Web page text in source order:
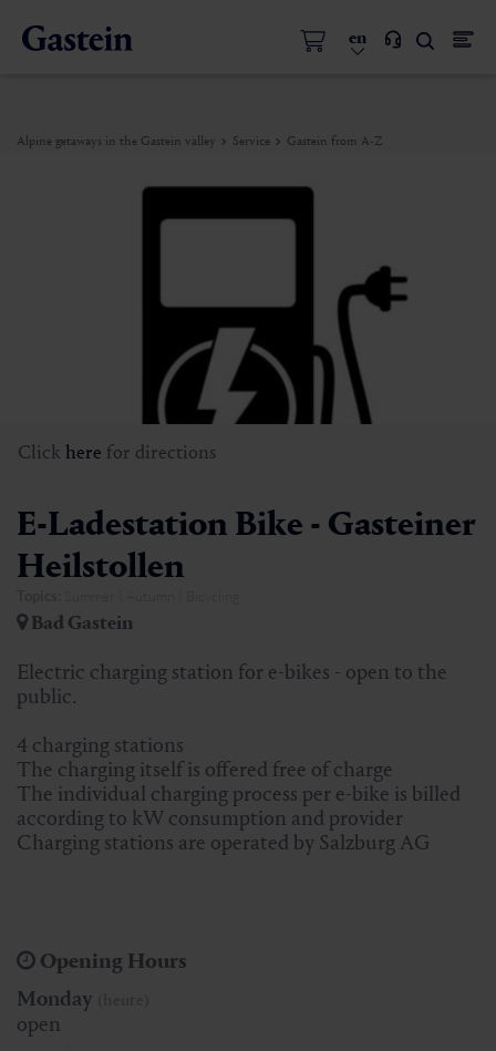
en
Alpine getaways in the Gastein valley Service Gastein from A-Z
Click here for directions
E-Ladestation Bike - Gasteiner
Heilstollen
Bad Gastein
Electric charging station for e-bikes - open to the
public.
4 charging stations
The charging itself is offered free of charge
The individual charging process per e-bike is billed
according to kW consumption and provider
Charging stations are operated by Salzburg AG
Opening Hours
Monday
open